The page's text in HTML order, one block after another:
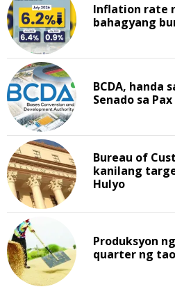
Inflation rate
bahagyang
BCDA, handa
Senado sa
Bureau of
kanilang
Hulyo
Produksyon
quarter ng